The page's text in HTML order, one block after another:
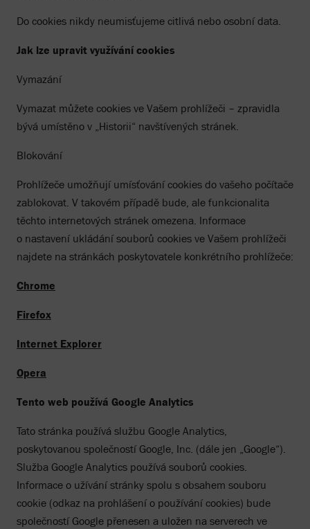
Do cookies nikdy neumisťujeme citlivá nebo osobní data.
Jak lze upravit využívání cookies
Vymazání
Vymazat můžete cookies ve Vašem prohlížeči – zpravidla
bývá umístěno v „Historii“ navštívených stránek.
Blokování
Prohlížeče umožňují umísťování cookies do vašeho počítače
zablokovat. V takovém případě bude, ale funkcionalita
těchto internetových stránek omezena. Informace
o nastavení ukládání souborů cookies ve Vašem prohlížeči
najdete na stránkách poskytovatele konkrétního prohlížeče:
Chrome
Firefox
Internet Explorer
Opera
Tento web používá Google Analytics
Tato stránka používá službu Google Analytics,
poskytovanou společností Google, Inc. (dále jen „Google“).
Služba Google Analytics používá souborů cookies.
Informace o užívání stránky spolu s obsahem souboru
cookie (odkaz na prohlášení o používání cookies) bude
společností Google přenesen a uložen na serverech ve